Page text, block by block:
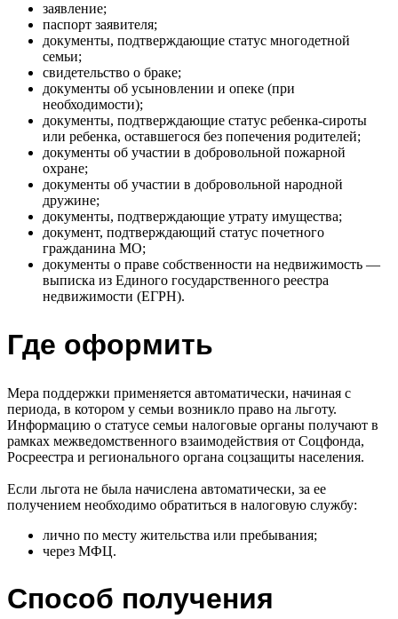
заявление;
паспорт заявителя;
документы, подтверждающие статус многодетной
семьи;
свидетельство о браке;
документы об усыновлении и опеке (при
необходимости);
документы, подтверждающие статус ребенка-сироты
или ребенка, оставшегося без попечения родителей;
документы об участии в добровольной пожарной
охране;
документы об участии в добровольной народной
дружине;
документы, подтверждающие утрату имущества;
документ, подтверждающий статус почетного
гражданина МО;
документы о праве собственности на недвижимость —
выписка из Единого государственного реестра
недвижимости (ЕГРН).
Где оформить
Мера поддержки применяется автоматически, начиная с
периода, в котором у семьи возникло право на льготу.
Информацию о статусе семьи налоговые органы получают в
рамках межведомственного взаимодействия от Соцфонда,
Росреестра и регионального органа соцзащиты населения.
Если льгота не была начислена автоматически, за ее
получением необходимо обратиться в налоговую службу:
лично по месту жительства или пребывания;
через МФЦ.
Способ получения